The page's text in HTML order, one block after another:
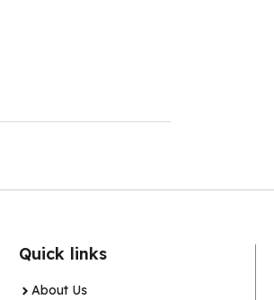
Quick links
About Us